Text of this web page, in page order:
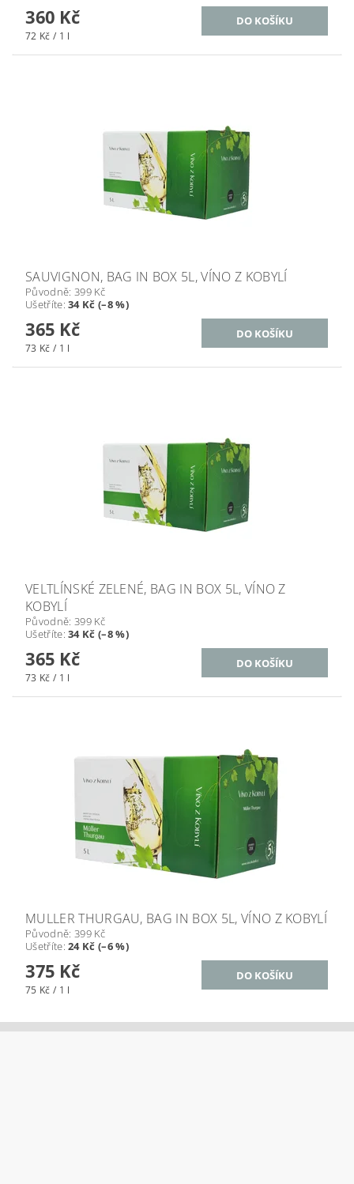
360 Kč
72 Kč / 1 l
SAUVIGNON, BAG IN BOX 5L, VÍNO Z KOBYLÍ
Původně: 399 Kč
Ušetříte:34 Kč (–8 %)
365 Kč
73 Kč / 1 l
VELTLÍNSKÉ ZELENÉ, BAG IN BOX 5L, VÍNO Z
KOBYLÍ
Původně: 399 Kč
Ušetříte:34 Kč (–8 %)
365 Kč
73 Kč / 1 l
MULLER THURGAU, BAG IN BOX 5L, VÍNO Z KOBYLÍ
Původně: 399 Kč
Ušetříte:24 Kč (–6 %)
375 Kč
75 Kč / 1 l